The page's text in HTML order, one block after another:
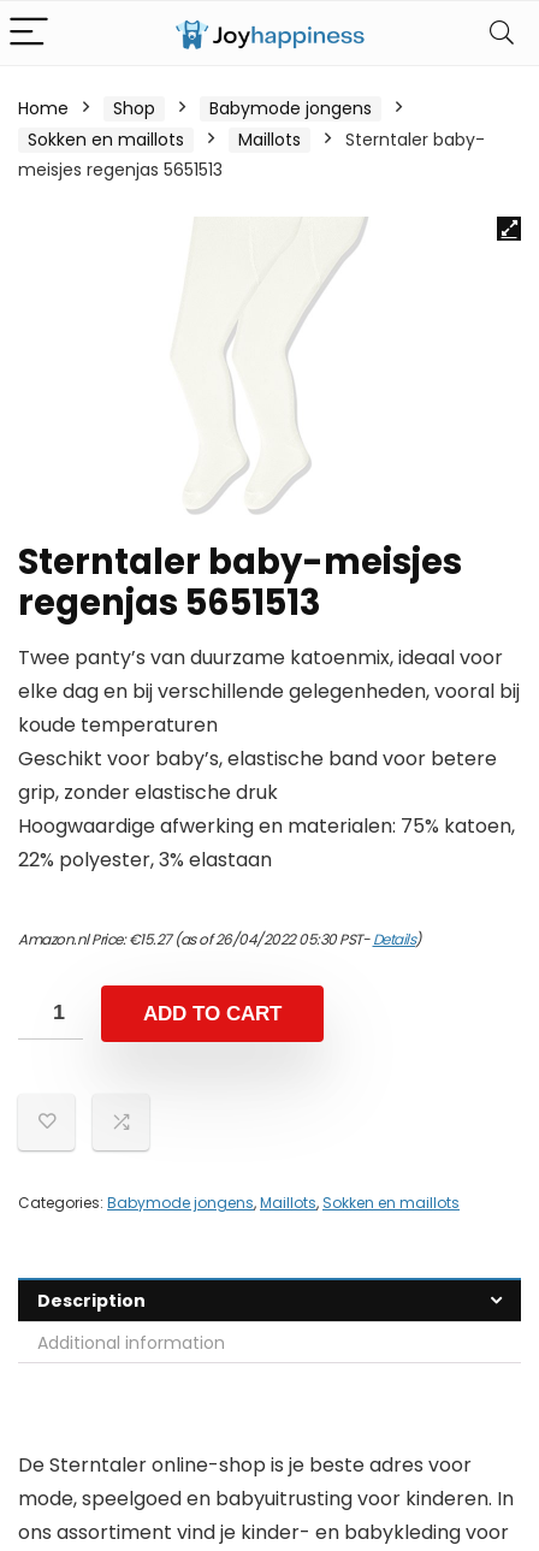
Home Shop
Babymode jongens
Sokken en maillots
Maillots
Sterntaler baby-
meisjes regenjas 5651513
Sterntaler baby-meisjes
regenjas 5651513
Twee panty’s van duurzame katoenmix, ideaal voor
elke dag en bij verschillende gelegenheden, vooral bij
koude temperaturen
Geschikt voor baby’s, elastische band voor betere
grip, zonder elastische druk
Hoogwaardige afwerking en materialen: 75% katoen,
22% polyester, 3% elastaan
Amazon.nl Price:€15.27(as of 26/04/2022 05:30 PST-Details)
ADD TO CART
Categories: Babymode jongens,Maillots, Sokken en maillots
Description
Additional information
De Sterntaler online-shop is je beste adres voor
mode, speelgoed en babyuitrusting voor kinderen. In
ons assortiment vind je kinder- en babykleding voor